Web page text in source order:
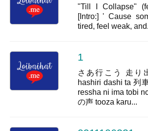
"Till I Collapse"
[Intro:] ' Cause
tired, feel weak,
1
さあ行こう 走り
hashiri dashi ta 列
ressha ni ima tobi
の声 tooza karu...